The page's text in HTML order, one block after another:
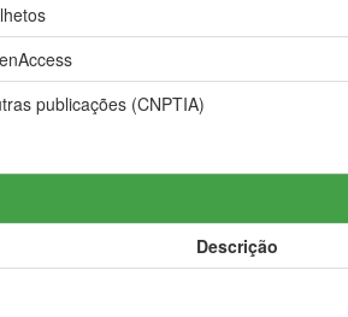
publicações (CNPTIA)
Descrição